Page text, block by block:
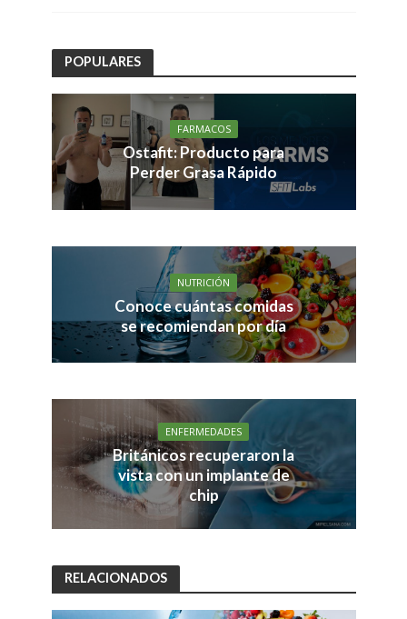
POPULARES
FARMACOS
Ostafit: Producto para
Perder Grasa Rápido
NUTRICIÓN
Conoce cuántas comidas
se recomiendan por día
ENFERMEDADES
Británicos recuperaron la
vista con un implante de
chip
RELACIONADOS